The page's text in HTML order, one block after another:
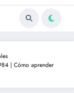
| Cómo aprender